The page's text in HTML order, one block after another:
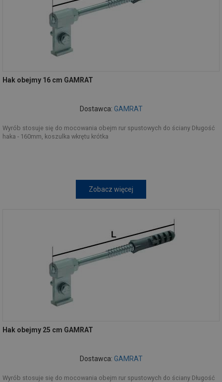
Hak obejmy 16 cm GAMRAT
Dostawca: GAMRAT
Wyrób stosuje się do mocowania obejm rur spustowych do ściany Długość
haka - 160mm, koszulka wkrętu krótka
Zobacz więcej
Hak obejmy 25 cm GAMRAT
Dostawca: GAMRAT
Wyrób stosuje się do mocowania obejm rur spustowych do ściany Długość